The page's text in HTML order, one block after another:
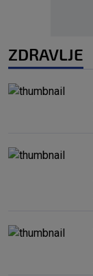
ZDRAVLJE